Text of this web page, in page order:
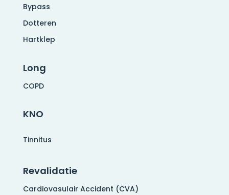
Bypass
Dotteren
Hartklep
Long
COPD
KNO
Tinnitus
Revalidatie
Cardiovasulair Accident (CVA)